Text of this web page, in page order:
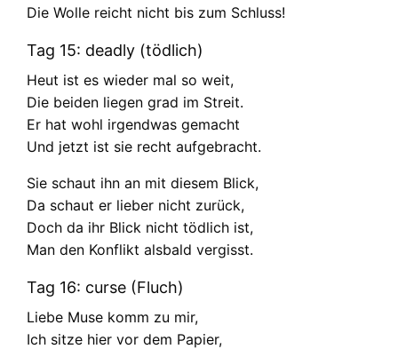
Die Wolle reicht nicht bis zum Schluss!
Tag 15: deadly (tödlich)
Heut ist es wieder mal so weit,
Die beiden liegen grad im Streit.
Er hat wohl irgendwas gemacht
Und jetzt ist sie recht aufgebracht.
Sie schaut ihn an mit diesem Blick,
Da schaut er lieber nicht zurück,
Doch da ihr Blick nicht tödlich ist,
Man den Konflikt alsbald vergisst.
Tag 16: curse (Fluch)
Liebe Muse komm zu mir,
Ich sitze hier vor dem Papier,